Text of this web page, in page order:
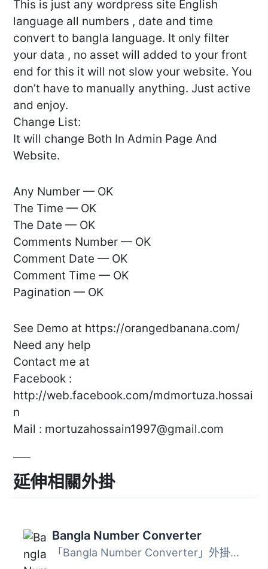
This is just any wordpress site English
language all numbers , date and time
convert to bangla language. It only filter
your data , no asset will added to your front
end for this it will not slow your website. You
don’t have to manually anything. Just active
and enjoy.
Change List:
It will change Both In Admin Page And
Website.
Any Number — OK
The Time — OK
The Date — OK
Comments Number — OK
Comment Date — OK
Comment Time — OK
Pagination — OK
See Demo at https://orangedbanana.com/
Need any help
Contact me at
Facebook :
http://web.facebook.com/mdmortuza.hossai
n
Mail : mortuzahossain1997@gmail.com
延伸相關外掛
Bangla Number Converter
「Bangla Number Converter」外掛可以將 WordPress 網站上的...